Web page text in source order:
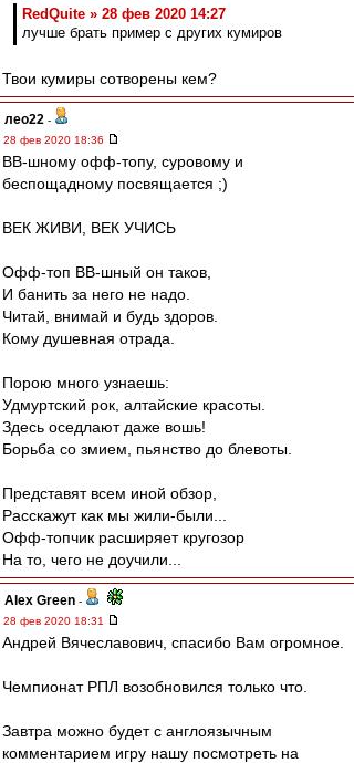
RedQuite » 28 фев 2020 14:27
лучше брать пример с других кумиров
Твои кумиры сотворены кем?
лео22 -
28 фев 2020 18:36
ВВ-шному офф-топу, суровому и
беспощадному посвящается ;)
ВЕК ЖИВИ, ВЕК УЧИСЬ
Офф-топ ВВ-шный он таков,
И банить за него не надо.
Читай, внимай и будь здоров.
Кому душевная отрада.
Порою много узнаешь:
Удмуртский рок, алтайские красоты.
Здесь оседлают даже вошь!
Борьба со змием, пьянство до блевоты.
Представят всем иной обзор,
Расскажут как мы жили-были...
Офф-топчик расширяет кругозор
На то, чего не доучили...
Alex Green -
28 фев 2020 18:31
Андрей Вячеславович, спасибо Вам огромное.
Чемпионат РПЛ возобновился только что.
Завтра можно будет с англоязычным
комментарием игру нашу посмотреть на